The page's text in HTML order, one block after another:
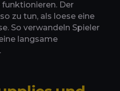
Der
zu tun, als loese eine
So verwandeln Spieler
langsame